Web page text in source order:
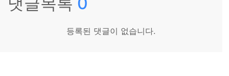
등록된 댓글이 없습니다.